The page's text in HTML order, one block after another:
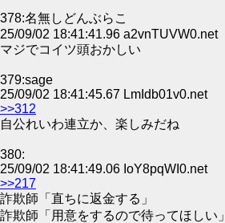
378:名無しどんぶらこ
25/09/02 18:41:41.96 a2vnTUVW0.net
マジでコイツ頭おかしい
379:sage
25/09/02 18:41:45.67 LmIdb01v0.net
>>312
自公れいわ連立か、楽しみだね
380:
25/09/02 18:41:49.06 IoY8pqWI0.net
>>217
詐欺師「直ちに返金する」
詐欺師「用意をするので待ってほしい」